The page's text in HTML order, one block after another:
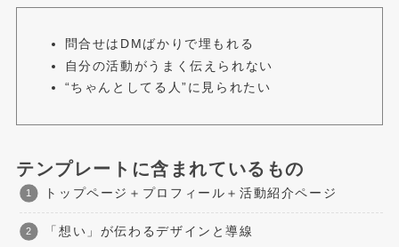
問合せはDMばかりで埋もれる
自分の活動がうまく伝えられない
“ちゃんとしてる人”に見られたい
テンプレートに含まれているもの
トップページ＋プロフィール＋活動紹介ページ
「想い」が伝わるデザインと導線